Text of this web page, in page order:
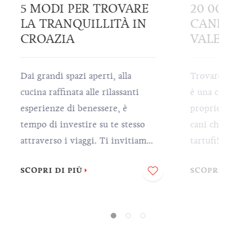
5 MODI PER TROVARE
LA TRANQUILLITÀ IN
CROAZIA
Dai grandi spazi aperti, alla
cucina raffinata alle rilassanti
esperienze di benessere, è
tempo di investire su te stesso
attraverso i viaggi. Ti invitiamo
Croazia tutto ciò che devi fare è
SCOPRI DI PIÙ
20
VALE
Trovare
è una
proprio
cani
tartufi!
SCOPRI